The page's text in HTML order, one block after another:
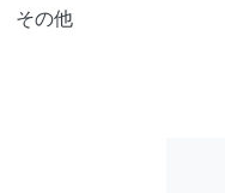
その他